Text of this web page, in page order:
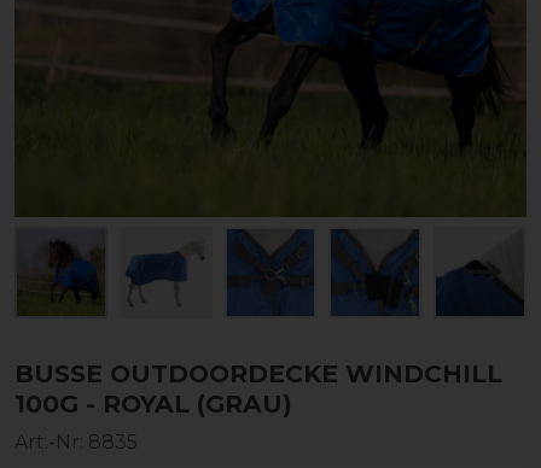
BUSSE OUTDOORDECKE WINDCHILL
100G - ROYAL (GRAU)
Art.-Nr: 8835